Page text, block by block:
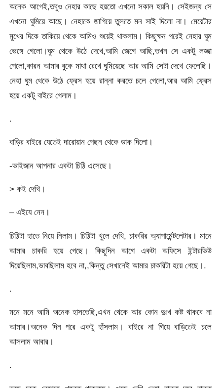
অনেক আগেই,তবুও নেহার কাছে হয়তো এখনো সকাল হয়নি। সেইজন্য সে
এখনো ঘুমিয়ে আছে। নেহাকে জাগিয়ে তুলতে মন সাই দিলো না। মেয়েটার
মুখের দিকে তাকিয়ে থেকে আমিও শুয়েই থাকলাম। কিছুক্ষন পরেই নেহার ঘুম
ভেঙ্গে গেলো।ঘুম থেকে উঠে দেখে,আমি জেগে আছি,তখন সে একটু লজ্জা
পেলো,কারন আমার বুকে মাথা রেখে ঘুমিয়েছে আর আমি সেটা দেখে ফেলেছি।
নেহা ঘুম থেকে উঠে ফ্রেস হয়ে রান্না করতে চলে গেলো,আর আমি ফ্রেস
হয়ে একটু বাইরে গেলাম।
.
বাড়ির বাইরে যেতেই দারোয়ান পেছন থেকে ডাক দিলো।
-ভাইজান আপনার একটা চিঠি এসেছে।
> কই দেখি।
– এইযে নেন।
চিঠিটা হাতে নিয়ে নিলাম। চিঠিটা খুলে দেখি, চাকরির অ্যাপার্মেন্টলেটার। মানে
আমার চাকরি হয়ে গেছে। কিছুদিন আগে একটা অফিসে ইন্টারভিউ
দিয়েছিলাম,ভাবছিলাম হবে না,,কিন্তু সেখানেই আমার চাকরিটা হয়ে গেছে।.
.
মনে মনে আমি অনেক হাসতেছি,এখন থেকে আর কোন দুঃখ কষ্ট থাকবে না
আমার।অনেক দিন পরে একটু হাঁসলাম। বাইরে না গিয়ে বাড়িতেই চলে
আসলাম আবার।
.